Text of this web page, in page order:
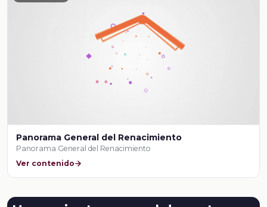
Panorama General del Renacimiento
Panorama General del Renacimiento
Ver contenido